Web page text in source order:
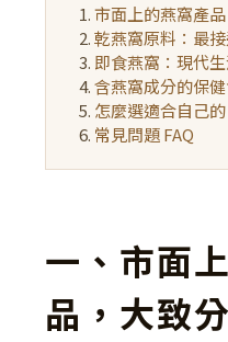
市面上的燕窩產
乾燕窩原料：最
即食燕窩：現代
含燕窩成分的保
怎麼選適合自己的
常見問題 FAQ
一、市面
品，大致